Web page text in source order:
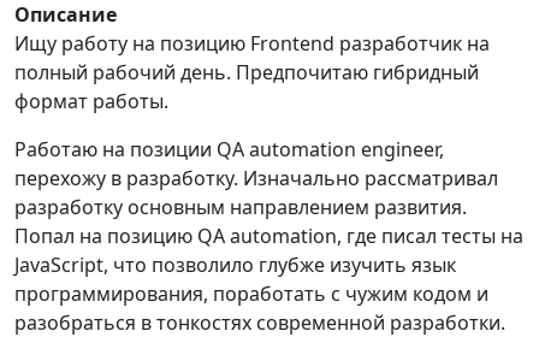
Описание
Ищу работу на позицию Frontend разработчик на
полный рабочий день. Предпочитаю гибридный
формат работы.
Работаю на позиции QA automation engineer,
перехожу в разработку. Изначально рассматривал
разработку основным направлением развития.
Попал на позицию QA automation, где писал тесты на
JavaScript, что позволило глубже изучить язык
программирования, поработать с чужим кодом и
разобраться в тонкостях современной разработки.